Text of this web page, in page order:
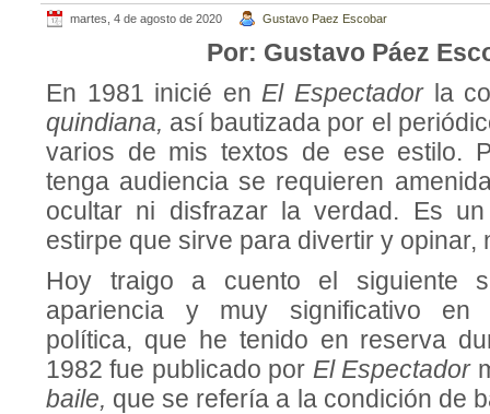
martes, 4 de agosto de 2020 Gustavo Paez Escobar
Por: Gustavo Páez
En 1981 inicié enEl Espectador la
quindiana, así bautizada por el
varios de mis textos de ese estilo.
tenga audiencia se requieren
ocultar ni disfrazar la verdad. Es
estirpe que sirve para divertir y opinar,
Hoy traigo a cuento el siguiente
apariencia y muy significativo en
política, que he tenido en reserva
1982 fue publicado por El Espectador
baile, que se refería a la condición de